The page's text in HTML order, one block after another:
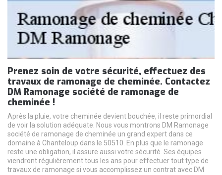
Prenez soin de votre sécurité, effectuez des
travaux de ramonage de cheminée. Contactez
DM Ramonage société de ramonage de
cheminée !
Après la pluie, votre cheminée devient bouchée, il reste primordial
de voir la solution adéquate. Nous vous montrons DM Ramonage
société de ramonage de cheminée un grand expert dans ce
domaine à Chanteloup dans le 50510. En plus que le ramonage
reste une obligation, il assure aussi votre sécurité. Ses équipes
viendront régulièrement tous les ans pour effectuer tout type de
travaux de ramonage si vous accomplissez un contrat avec DM